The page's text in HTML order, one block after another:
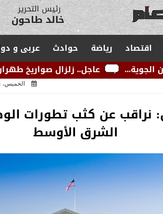
مدير التحرير
يوسف قبودان
اقتصاد رياضة حوادث عربى و
عاجل.. زلزال صواريخ طهران يحرق ”تل
الخميس، 1 أغسطس 2024
نراقب عن كثب تطورات
الشرق الأوسط